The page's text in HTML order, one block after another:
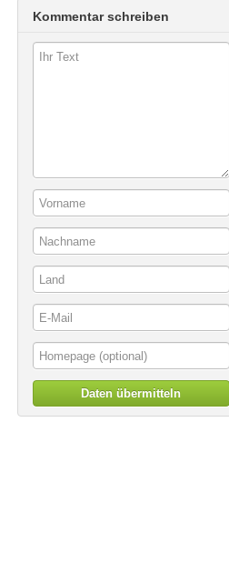
Kommentar schreiben
Daten übermitteln